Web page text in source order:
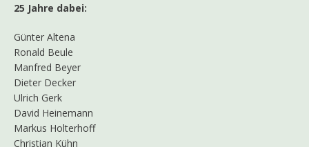
25 Jahre dabei:
Günter Altena
Ronald Beule
Manfred Beyer
Dieter Decker
Ulrich Gerk
David Heinemann
Markus Holterhoff
Christian Kühn